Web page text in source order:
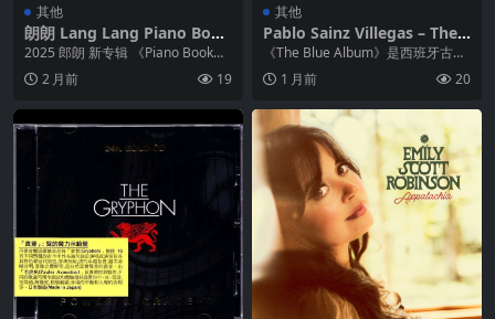
其他
朗朗 Lang Lang Piano Book
2 – 2025-10-17 FLAC 96kHz
24bit qobuz
2025 郎朗 新专辑 《Piano Book
2》 作为2019年专辑《Pia...
2 月前 19
其他
Pablo Sainz Villegas – The
Blue Album 2023, Sony FLA
C Hi-Res 24bit 96kHz 索尼
古典
《The Blue Album》是西班牙古典
吉他大师Pablo Sainz Vi...
1 月前 20